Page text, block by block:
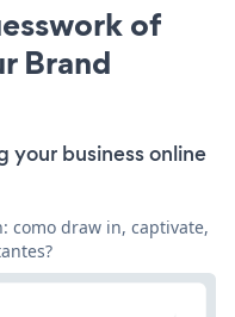
of
Brand
your business online
como draw in, captivate,